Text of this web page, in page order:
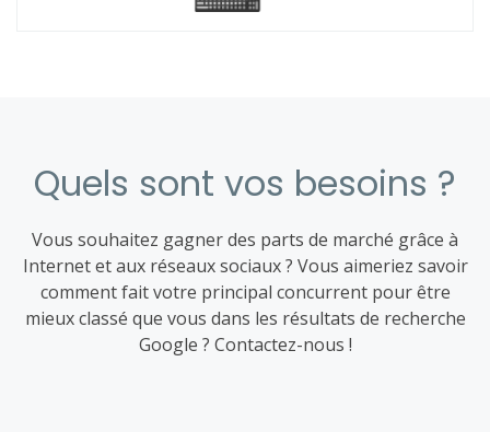
Quels sont vos besoins ?
Vous souhaitez gagner des parts de marché grâce à
Internet et aux réseaux sociaux ? Vous aimeriez savoir
comment fait votre principal concurrent pour être
mieux classé que vous dans les résultats de recherche
Google ? Contactez-nous !